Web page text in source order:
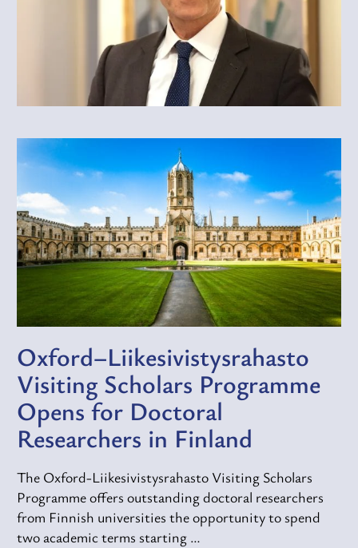
Oxford–Liikesivistysrahasto
Visiting Scholars Programme
Opens for Doctoral
Researchers in Finland
The Oxford-Liikesivistysrahasto Visiting Scholars
Programme offers outstanding doctoral researchers
from Finnish universities the opportunity to spend
two academic terms starting …